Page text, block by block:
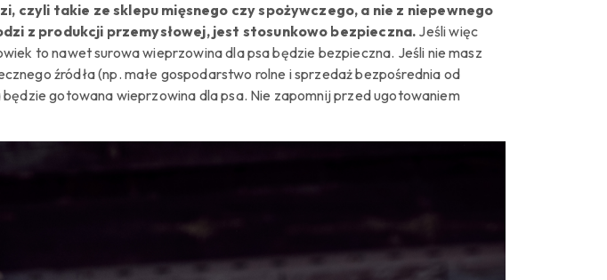
czyli takie ze sklepu mięsnego czy spożywczego, a nie z niepewnego
z produkcji przemysłowej, jest stosunkowo bezpieczna. Jeśli więc
to nawet surowa wieprzowina dla psa będzie bezpieczna. Jeśli nie masz
źródła(np. małe gospodarstwo rolne i sprzedaż bezpośrednia od
gotowana wieprzowina dla psa. Nie zapomnij przed ugotowaniem